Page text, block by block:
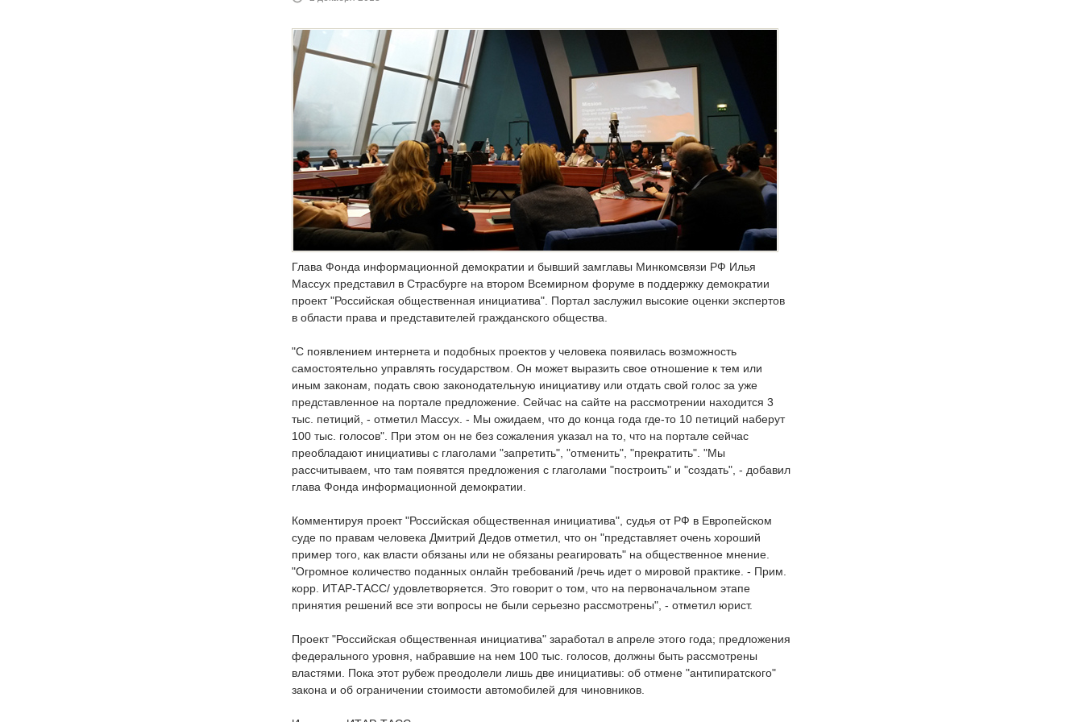
Глава Фонда информационной демократии и бывший замглавы Минкомсвязи РФ Илья
Массух представил в Страсбурге на втором Всемирном форуме в поддержку демократии
проект "Российская общественная инициатива". Портал заслужил высокие оценки экспертов
в области права и представителей гражданского общества.
"С появлением интернета и подобных проектов у человека появилась возможность
самостоятельно управлять государством. Он может выразить свое отношение к тем или
иным законам, подать свою законодательную инициативу или отдать свой голос за уже
представленное на портале предложение. Сейчас на сайте на рассмотрении находится 3
тыс. петиций, - отметил Массух. - Мы ожидаем, что до конца года где-то 10 петиций наберут
100 тыс. голосов". При этом он не без сожаления указал на то, что на портале сейчас
преобладают инициативы с глаголами "запретить", "отменить", "прекратить". "Мы
рассчитываем, что там появятся предложения с глаголами "построить" и "создать", - добавил
глава Фонда информационной демократии.
Комментируя проект "Российская общественная инициатива", судья от РФ в Европейском
суде по правам человека Дмитрий Дедов отметил, что он "представляет очень хороший
пример того, как власти обязаны или не обязаны реагировать" на общественное мнение.
"Огромное количество поданных онлайн требований /речь идет о мировой практике. - Прим.
корр. ИТАР-ТАСС/ удовлетворяется. Это говорит о том, что на первоначальном этапе
принятия решений все эти вопросы не были серьезно рассмотрены", - отметил юрист.
Проект "Российская общественная инициатива" заработал в апреле этого года; предложения
федерального уровня, набравшие на нем 100 тыс. голосов, должны быть рассмотрены
властями. Пока этот рубеж преодолели лишь две инициативы: об отмене "антипиратского"
закона и об ограничении стоимости автомобилей для чиновников.